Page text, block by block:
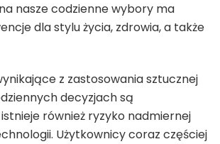
nasze codzienne wybory ma
dla stylu życia, zdrowia, a także
z zastosowania sztucznej
decyzjach są
również ryzyko nadmiernej
Użytkownicy coraz częściej